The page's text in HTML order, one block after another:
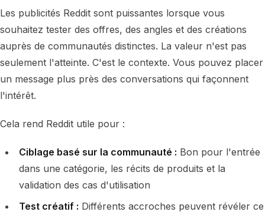
Les publicités Reddit sont puissantes lorsque vous
souhaitez tester des offres, des angles et des créations
auprès de communautés distinctes. La valeur n'est pas
seulement l'atteinte. C'est le contexte. Vous pouvez placer
un message plus près des conversations qui façonnent
l'intérêt.
Cela rend Reddit utile pour :
Ciblage basé sur la communauté : Bon pour l'entrée
dans une catégorie, les récits de produits et la
validation des cas d'utilisation
Test créatif : Différents accroches peuvent révéler ce